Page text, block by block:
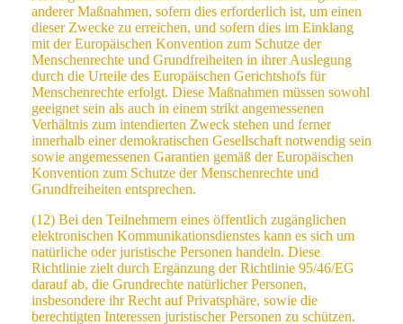
anderer Maßnahmen, sofern dies erforderlich ist, um einen
dieser Zwecke zu erreichen, und sofern dies im Einklang
mit der Europäischen Konvention zum Schutze der
Menschenrechte und Grundfreiheiten in ihrer Auslegung
durch die Urteile des Europäischen Gerichtshofs für
Menschenrechte erfolgt. Diese Maßnahmen müssen sowohl
geeignet sein als auch in einem strikt angemessenen
Verhältnis zum intendierten Zweck stehen und ferner
innerhalb einer demokratischen Gesellschaft notwendig sein
sowie angemessenen Garantien gemäß der Europäischen
Konvention zum Schutze der Menschenrechte und
Grundfreiheiten entsprechen.
(12) Bei den Teilnehmern eines öffentlich zugänglichen
elektronischen Kommunikationsdienstes kann es sich um
natürliche oder juristische Personen handeln. Diese
Richtlinie zielt durch Ergänzung der Richtlinie 95/46/EG
darauf ab, die Grundrechte natürlicher Personen,
insbesondere ihr Recht auf Privatsphäre, sowie die
berechtigten Interessen juristischer Personen zu schützen.